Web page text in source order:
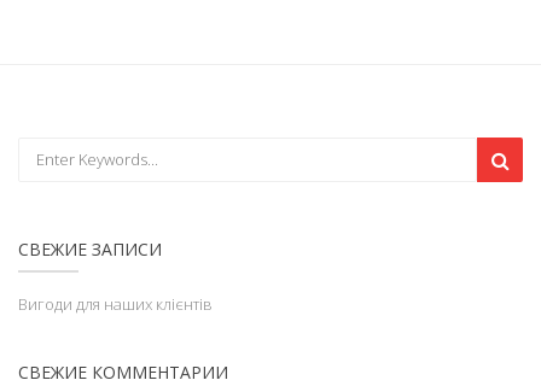
СВЕЖИЕ ЗАПИСИ
Вигоди для наших клієнтів
СВЕЖИЕ КОММЕНТАРИИ